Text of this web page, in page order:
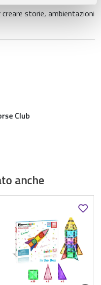
combinarle
loro o che hanno
storie, ambientazioni
Club
anche